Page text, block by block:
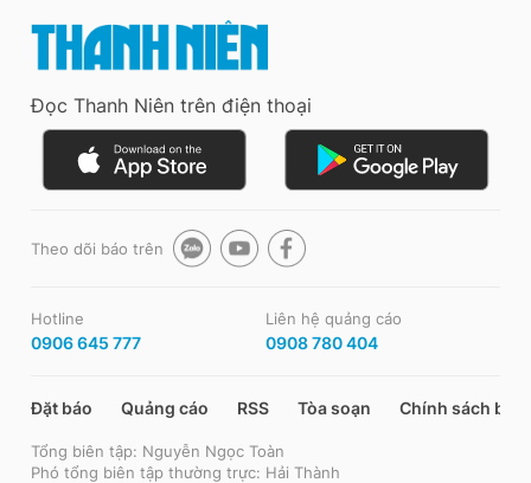
Đọc Thanh Niên trên điện thoại
Theo dõi báo trên
Hotline
0906 645 777
Liên hệ quảng cáo
0908 780 404
Đặt báo Quảng cáo RSS Tòa soạn Chính sách bảo
Tổng biên tập: Nguyễn Ngọc Toàn
Phó tổng biên tập thường trực: Hải Thành